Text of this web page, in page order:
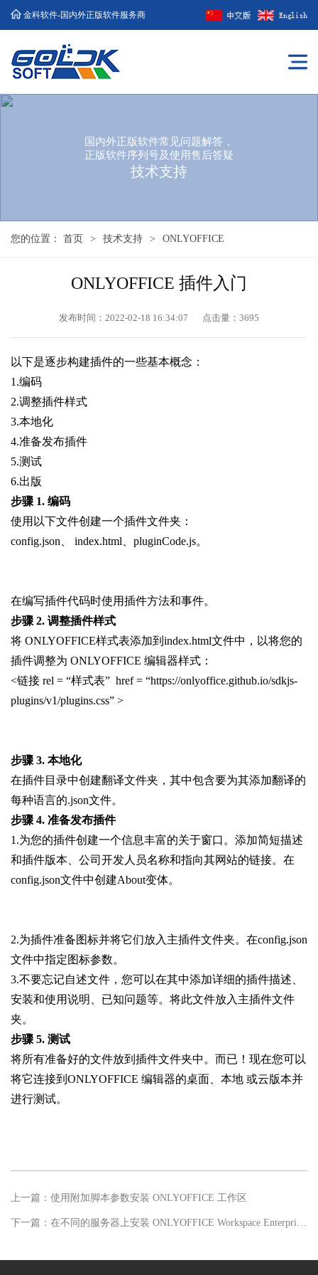
金科软件-国内外正版软件服务商
国内外正版软件常见问题解答，
正版软件序列号及使用售后答疑
技术支持
您的位置： 首页 > 技术支持 > ONLYOFFICE
ONLYOFFICE 插件入门
发布时间：2022-02-18 16:34:07 点击量： 3695
以下是逐步构建插件的一些基本概念：
1.编码
2.调整插件样式
3.本地化
4.准备发布插件
5.测试
6.出版
步骤 1. 编码
使用以下文件创建一个插件文件夹：
config.json、 index.html、pluginCode.js。
在编写插件代码时使用插件方法和事件。
步骤 2. 调整插件样式
将 ONLYOFFICE样式表添加到index.html文件中，以将您的
插件调整为 ONLYOFFICE 编辑器样式：
<链接 rel = “样式表” href = “https://onlyoffice.github.io/sdkjs-
plugins/v1/plugins.css” >
步骤 3. 本地化
在插件目录中创建翻译文件夹，其中包含要为其添加翻译的
每种语言的.json文件。
步骤 4. 准备发布插件
1.为您的插件创建一个信息丰富的关于窗口。添加简短描述
和插件版本、公司开发人员名称和指向其网站的链接。在
config.json文件中创建About变体。
2.为插件准备图标并将它们放入主插件文件夹。在config.json
文件中指定图标参数。
3.不要忘记自述文件，您可以在其中添加详细的插件描述、
安装和使用说明、已知问题等。将此文件放入主插件文件
夹。
步骤 5. 测试
将所有准备好的文件放到插件文件夹中。而已！现在您可以
将它连接到ONLYOFFICE 编辑器的桌面、本地 或云版本并
进行测试。
上一篇： 使用附加脚本参数安装 ONLYOFFICE 工作区
下一篇： 在不同的服务器上安装 ONLYOFFICE Workspace Enterprise Edition 组件